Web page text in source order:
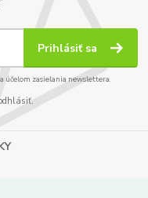
Prihlásiť sa
účelom zasielania newslettera.